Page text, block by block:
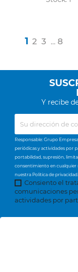
123 … 8
Y recibe
Responsable: Grupo
periódicas y actividades por
portabilidad, supresión,
consentimiento en
nuestra Política de privacidad.
Consiento el
comunicaciones
actividades por